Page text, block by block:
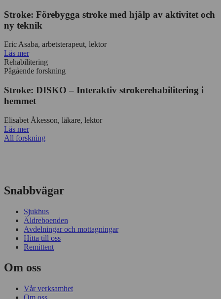
Stroke: Förebygga stroke med hjälp av aktivitet och
ny teknik
Eric Asaba, arbetsterapeut, lektor
Läs mer
Rehabilitering
Pågående forskning
Stroke: DISKO – Interaktiv strokerehabilitering i
hemmet
Elisabet Åkesson, läkare, lektor
Läs mer
All forskning
Snabbvägar
Sjukhus
Äldreboenden
Avdelningar och mottagningar
Hitta till oss
Remittent
Om oss
Vår verksamhet